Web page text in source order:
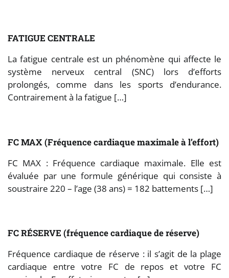
FATIGUE CENTRALE
La fatigue centrale est un phénomène qui affecte le
système nerveux central (SNC) lors d’efforts
prolongés, comme dans les sports d’endurance.
Contrairement à la fatigue […]
FC MAX (Fréquence cardiaque maximale à l’effort)
FC MAX : Fréquence cardiaque maximale. Elle est
évaluée par une formule générique qui consiste à
soustraire 220 – l’age (38 ans) = 182 battements […]
FC RÉSERVE (fréquence cardiaque de réserve)
Fréquence cardiaque de réserve : il s’agit de la plage
cardiaque entre votre FC de repos et votre FC